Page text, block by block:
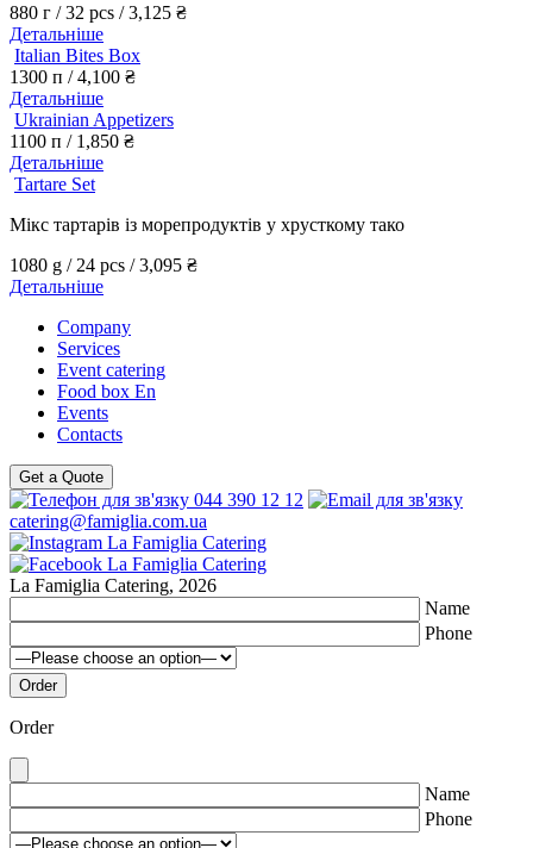
880 г / 32 pcs /3,125 ₴
Детальніше
Italian Bites Box
1300 п /4,100 ₴
Детальніше
Ukrainian Appetizers
1100 п / 1,850 ₴
Детальніше
Tartare Set
Мікс тартарів із морепродуктів у хрусткому тако
1080 g / 24 pcs /3,095 ₴
Детальніше
Company
Services
Event catering
Food box En
Events
Contacts
Get a Quote
044 390 12 12
catering@famiglia.com.ua
La Famiglia Catering, 2026
Name
Phone
Order
Name
Phone